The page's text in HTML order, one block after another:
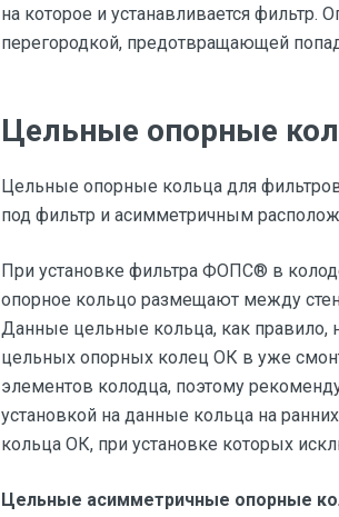
на которое и устанавливается
перегородкой, предотвращающей
Цельные опорные
Цельные опорные кольца для
под фильтр и асимметричным
При установке фильтра ФОПС® в
опорное кольцо размещают между
Данные цельные кольца, как правило,
цельных опорных колец ОК в уже
элементов колодца, поэтому
установкой на данные кольца на
кольца ОК, при установке которых
Цельные асимметричные опорные